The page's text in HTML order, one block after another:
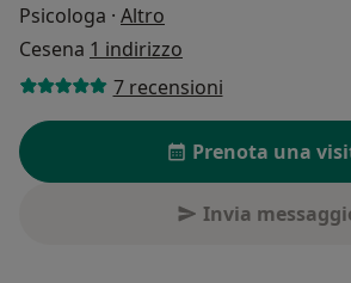
Psicologa · Altro
Cesena 1 indirizzo
7 recensioni
Prenota una
Invia